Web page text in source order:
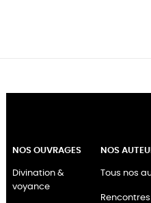
NOS OUVRAGES
Divination &
voyance
NOS
Tous nos